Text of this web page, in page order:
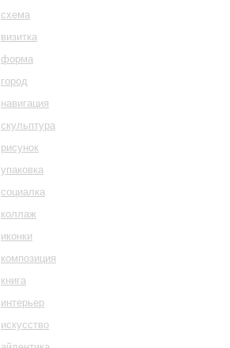
схема
визитка
форма
город
навигация
скульптура
рисунок
упаковка
социалка
коллаж
иконки
композиция
книга
интерьер
искусство